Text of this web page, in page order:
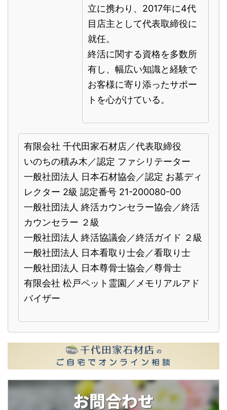
立に携わり、2017年に4代
目店主として代表取締役に
就任。
終活に関する資格を多数所
有し、幅広い知識と経験で
お客様に寄り添ったサポー
トを心がけている。
有限会社 千代田家石材店／代表取締役
いのちの積み木／認定 ファシリテーター
一般社団法人 日本石材協会／認定 お墓ディ
レクター 2級 認定番号 21-200080-00
一般社団法人 終活カウンセラー協会／終活
カウンセラー ２級
一般社団法人 終活協議会／終活ガイド ２級
一般社団法人 日本看取り士会／看取り士
一般社団法人 日本尊骨士協会／尊骨士
有限会社 松戸ペット霊園／メモリアルアド
バイザー
お問合わせ